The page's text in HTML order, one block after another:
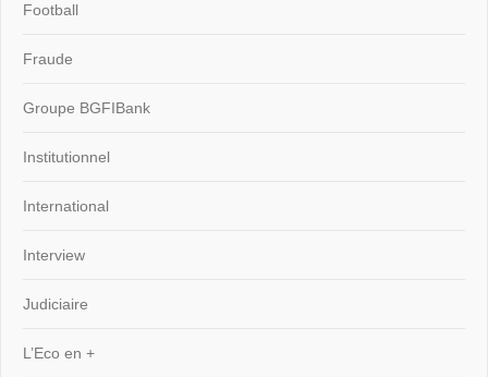
Football
Fraude
Groupe BGFIBank
Institutionnel
International
Interview
Judiciaire
L’Eco en +